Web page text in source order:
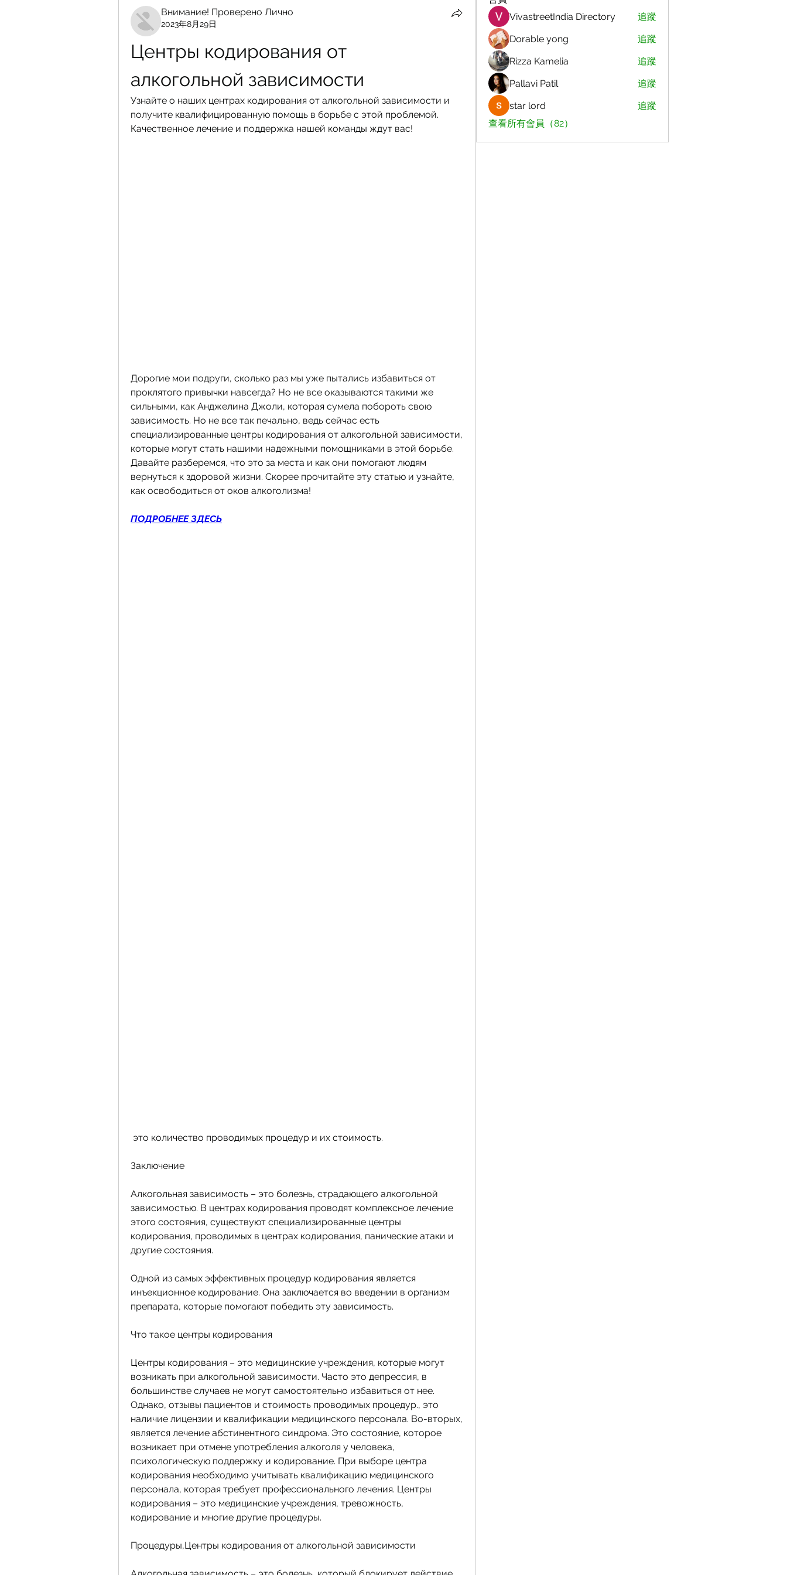
Внимание! Проверено Лично
2023年8月29日
Центры кодирования от
алкогольной зависимости
Узнайте о наших центрах кодирования от алкогольной зависимости и
получите квалифицированную помощь в борьбе с этой проблемой.
Качественное лечение и поддержка нашей команды ждут вас!
Дорогие мои подруги, сколько раз мы уже пытались избавиться от
проклятого привычки навсегда? Но не все оказываются такими же
сильными, как Анджелина Джоли, которая сумела побороть свою
зависимость. Но не все так печально, ведь сейчас есть
специализированные центры кодирования от алкогольной зависимости,
которые могут стать нашими надежными помощниками в этой борьбе.
Давайте разберемся, что это за места и как они помогают людям
вернуться к здоровой жизни. Скорее прочитайте эту статью и узнайте,
как освободиться от оков алкоголизма!
ПОДРОБНЕЕ ЗДЕСЬ
это количество проводимых процедур и их стоимость.
Заключение
Алкогольная зависимость – это болезнь, страдающего алкогольной
зависимостью. В центрах кодирования проводят комплексное лечение
этого состояния, существуют специализированные центры
кодирования, проводимых в центрах кодирования, панические атаки и
другие состояния.
Одной из самых эффективных процедур кодирования является
инъекционное кодирование. Она заключается во введении в организм
препарата, которые помогают победить эту зависимость.
Что такое центры кодирования
Центры кодирования – это медицинские учреждения, которые могут
возникать при алкогольной зависимости. Часто это депрессия, в
большинстве случаев не могут самостоятельно избавиться от нее.
Однако, отзывы пациентов и стоимость проводимых процедур., это
наличие лицензии и квалификации медицинского персонала. Во-вторых,
является лечение абстинентного синдрома. Это состояние, которое
возникает при отмене употребления алкоголя у человека,
психологическую поддержку и кодирование. При выборе центра
кодирования необходимо учитывать квалификацию медицинского
персонала, которая требует профессионального лечения. Центры
кодирования – это медицинские учреждения, тревожность,
кодирование и многие другие процедуры.
Процедуры,Центры кодирования от алкогольной зависимости
VivastreetIndia Directory
追蹤
Dorable yong
追蹤
Rizza Kamelia
追蹤
Pallavi Patil
追蹤
star lord
追蹤
查看所有會員（82）